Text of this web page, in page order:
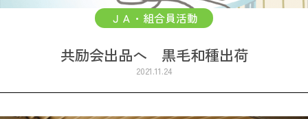
ＪＡ・組合員活動
共励会出品へ 黒毛和種出荷
2021.11.24